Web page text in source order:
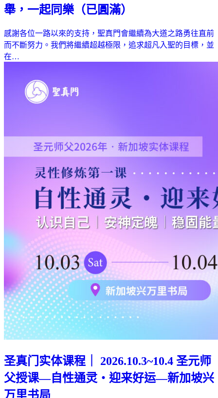
舉，一起同樂（已圓滿）
感謝各位一路以來的支持，聖真門會繼續為大道之路勇往直前
而不斷努力。我們將繼續超越極限，追求超凡入聖的目標，並
在…
圣真门实体课程｜ 2026.10.3~10.4 圣元师
父授课—自性通灵・迎来好运—新加坡兴
万里书局